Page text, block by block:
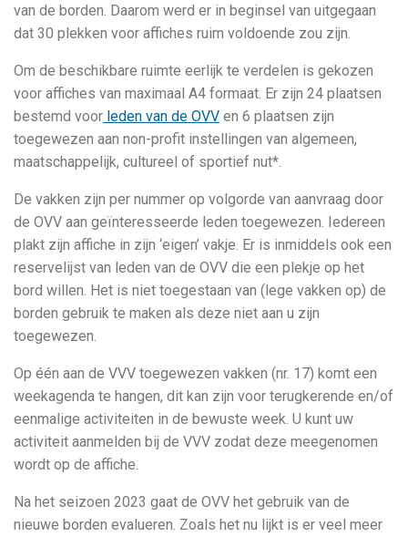
van de borden. Daarom werd er in beginsel van uitgegaan
dat 30 plekken voor affiches ruim voldoende zou zijn.
Om de beschikbare ruimte eerlijk te verdelen is gekozen
voor affiches van maximaal A4 formaat. Er zijn 24 plaatsen
bestemd voor leden van de OVV en 6 plaatsen zijn
toegewezen aan non-profit instellingen van algemeen,
maatschappelijk, cultureel of sportief nut*.
De vakken zijn per nummer op volgorde van aanvraag door
de OVV aan geïnteresseerde leden toegewezen. Iedereen
plakt zijn affiche in zijn ‘eigen’ vakje. Er is inmiddels ook een
reservelijst van leden van de OVV die een plekje op het
bord willen. Het is niet toegestaan van (lege vakken op) de
borden gebruik te maken als deze niet aan u zijn
toegewezen.
Op één aan de VVV toegewezen vakken (nr. 17) komt een
weekagenda te hangen, dit kan zijn voor terugkerende en/of
eenmalige activiteiten in de bewuste week. U kunt uw
activiteit aanmelden bij de VVV zodat deze meegenomen
wordt op de affiche.
Na het seizoen 2023 gaat de OVV het gebruik van de
nieuwe borden evalueren. Zoals het nu lijkt is er veel meer